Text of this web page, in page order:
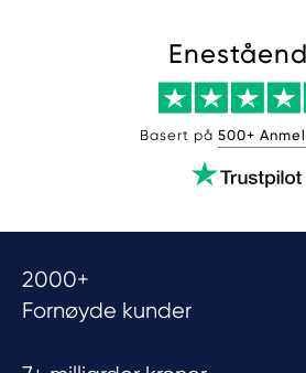
Basert på 500+
2000+
Fornøyde kunder